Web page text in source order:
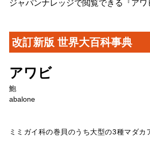
ジャパンナレッジで閲覧できる『アワ
改訂新版 世界大百科事典
アワビ
鮑
abalone
ミミガイ科の巻貝のうち大型の3種マダカ